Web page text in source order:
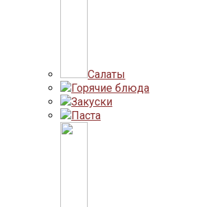
Салаты
Горячие блюда
Закуски
Паста